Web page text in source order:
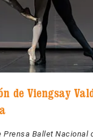
de Viengsay
Prensa Ballet Nacional